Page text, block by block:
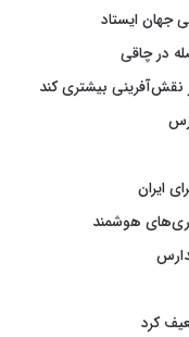
جهان ایستاد
در چاقی
بیشتری کند
هوشمند
کرد